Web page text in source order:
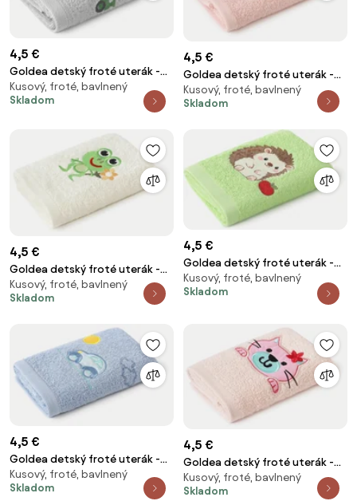
4,5 €
Goldea detský froté uterák -
farebné traktory na sivej 30 x
50 cm
Kusový, froté, bavlnený
Skladom
4,5 €
Goldea detský froté uterák -
medvedík na ružovej 30 x 50 cm
Kusový, froté, bavlnený
Skladom
4,5 €
Goldea detský froté uterák -
žabka na smotanovej 30 x 50
cm
Kusový, froté, bavlnený
Skladom
4,5 €
Goldea detský froté uterák -
ježko s jabĺčkom na zelenej 30 x
50 cm
Kusový, froté, bavlnený
Skladom
4,5 €
Goldea detský froté uterák -
autíčko na modrej 30 x 50 cm
Kusový, froté, bavlnený
Skladom
4,5 €
Goldea detský froté uterák -
mačička na svetlo ružovej 30 x
50 cm
Kusový, froté, bavlnený
Skladom